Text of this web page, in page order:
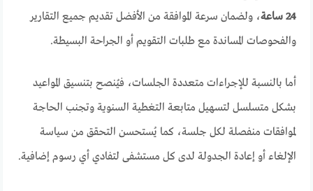
24 ساعة
، ولضمان سرعة الموافقة من الأفضل تقديم جميع التقارير
والفحوصات المساندة مع طلبات التقويم أو الجراحة البسيطة.
أما بالنسبة للإجراءات متعددة الجلسات، فيُنصح بتنسيق المواعيد
بشكل متسلسل لتسهيل متابعة التغطية السنوية وتجنب الحاجة
لموافقات منفصلة لكل جلسة، كما يُستحسن التحقق من سياسة
الإلغاء أو إعادة الجدولة لدى كل مستشفى لتفادي أي رسوم إضافية.